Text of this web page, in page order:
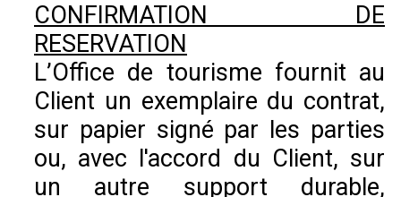
CONFIRMATION DE
RESERVATION
L’Office de tourisme fournit au
Client un exemplaire du contrat,
sur papier signé par les parties
ou, avec l'accord du Client, sur
un autre support durable,